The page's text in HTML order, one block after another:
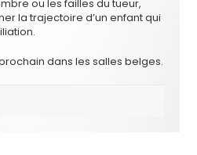
ou les failles du tueur,
la trajectoire d’un enfant qui
dans les salles belges.